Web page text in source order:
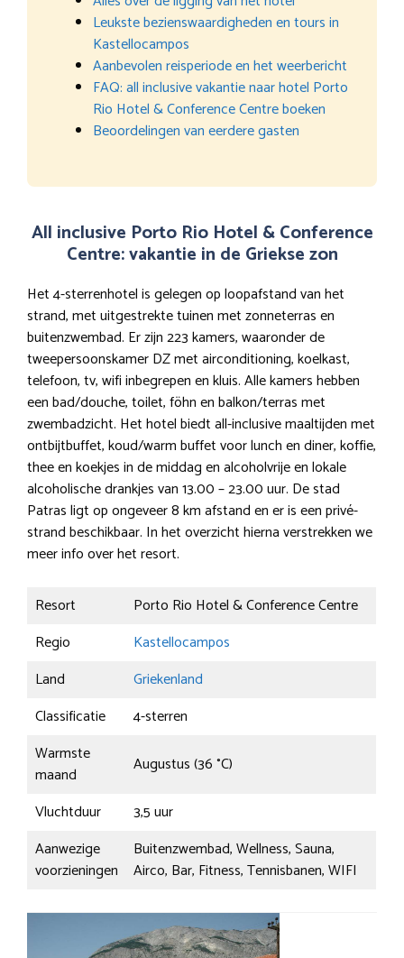
Leukste bezienswaardigheden en tours in
Kastellocampos
Aanbevolen reisperiode en het weerbericht
FAQ: all inclusive vakantie naar hotel Porto
Rio Hotel & Conference Centre boeken
Beoordelingen van eerdere gasten
All inclusive Porto Rio Hotel & Conference
Centre: vakantie in de Griekse zon
Het 4-sterrenhotel is gelegen op loopafstand van het
strand, met uitgestrekte tuinen met zonneterras en
buitenzwembad. Er zijn 223 kamers, waaronder de
tweepersoonskamer DZ met airconditioning, koelkast,
telefoon, tv, wifi inbegrepen en kluis. Alle kamers hebben
een bad/douche, toilet, föhn en balkon/terras met
zwembadzicht. Het hotel biedt all-inclusive maaltijden met
ontbijtbuffet, koud/warm buffet voor lunch en diner, koffie,
thee en koekjes in de middag en alcoholvrije en lokale
alcoholische drankjes van 13.00 – 23.00 uur. De stad
Patras ligt op ongeveer 8 km afstand en er is een privé-
strand beschikbaar. In het overzicht hierna verstrekken we
meer info over het resort.
Resort
Porto Rio Hotel & Conference Centre
Regio
Kastellocampos
Land
Griekenland
Classificatie
4-sterren
Warmste
maand
Augustus (36 °C)
Vluchtduur
3,5 uur
Aanwezige
voorzieningen
Buitenzwembad, Wellness, Sauna,
Airco, Bar, Fitness, Tennisbanen, WIFI